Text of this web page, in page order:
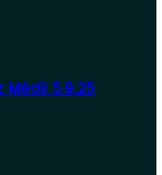
Médií 5.9.25